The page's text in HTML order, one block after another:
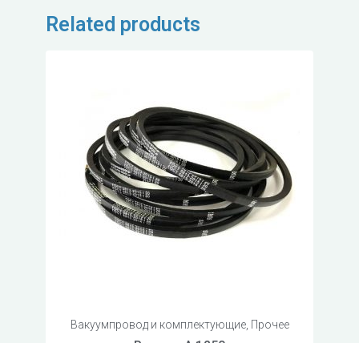
Related products
Вакуумпровод и комплектующие, Прочее